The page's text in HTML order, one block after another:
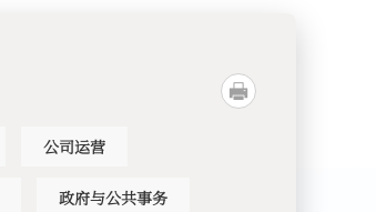
公司运营
政府与公共事务